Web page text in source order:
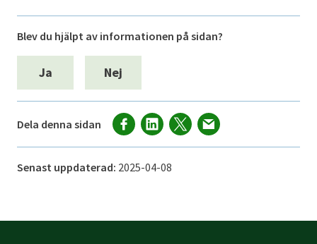
Blev du hjälpt av informationen på sidan?
Ja Nej
Dela denna sidan
Senast uppdaterad: 2025-04-08